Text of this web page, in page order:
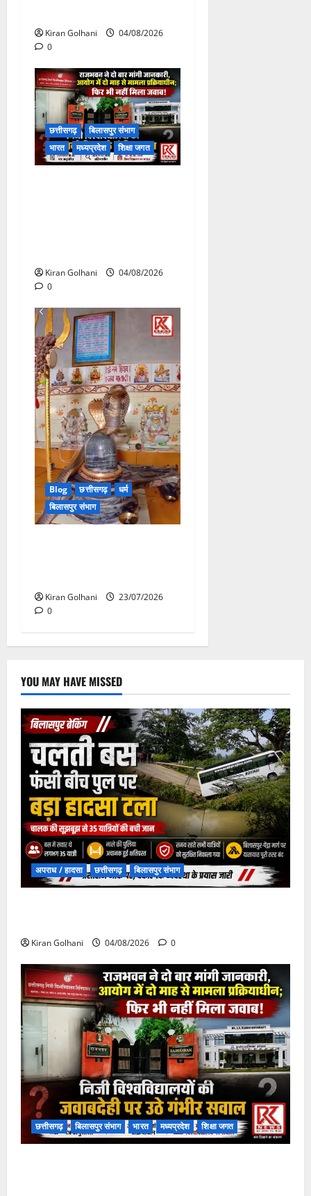
Kiran Golhani
04/08/2026
0
छत्तीसगढ़
बिलासपुर संभाग
भारत
मध्यप्रदेश शिक्षा जगत
Kiran Golhani
04/08/2026
0
Blog छत्तीसगढ़
धर्म
बिलासपुर संभाग
Kiran Golhani
23/07/2026
0
YOU MAY HAVE MISSED
अपराध / हादसा छत्तीसगढ़ बिलासपुर संभाग
Kiran Golhani 04/08/2026 0
छत्तीसगढ़ बिलासपुर संभाग भारत मध्यप्रदेश शिक्षा जगत